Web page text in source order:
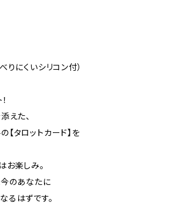
りにくいシリコン付）
えた、
タロットカード】を
お楽しみ。
のあなたに
なるはずです。